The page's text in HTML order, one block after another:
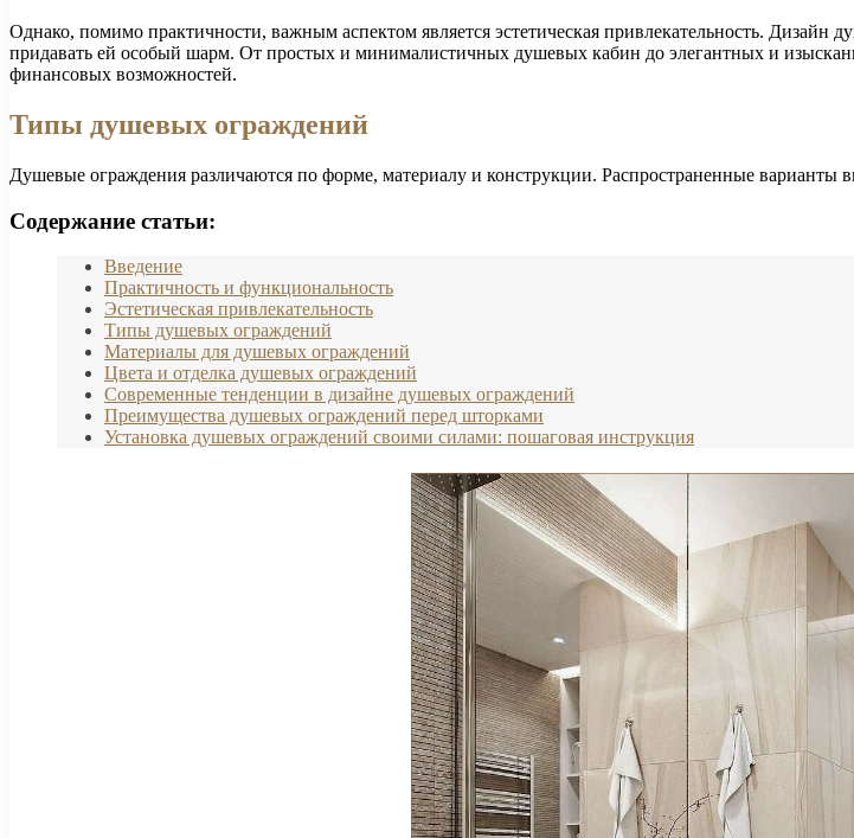
Однако, помимо практичности, важным аспектом является эстетическая привлекательность.
придавать ей особый шарм. От простых и минималистичных душевых кабин до элегантных и
финансовых возможностей.
Типы душевых ограждений
Душевые ограждения различаются по форме, материалу и конструкции. Распространенные варианты
Содержание статьи:
Введение
Практичность и функциональность
Эстетическая привлекательность
Типы душевых ограждений
Материалы для душевых ограждений
Цвета и отделка душевых ограждений
Современные тенденции в дизайне душевых ограждений
Преимущества душевых ограждений перед шторками
Установка душевых ограждений своими силами: пошаговая инструкция